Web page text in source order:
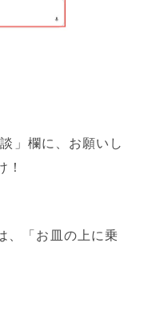
」欄に、お願いし
！
、「お皿の上に乗